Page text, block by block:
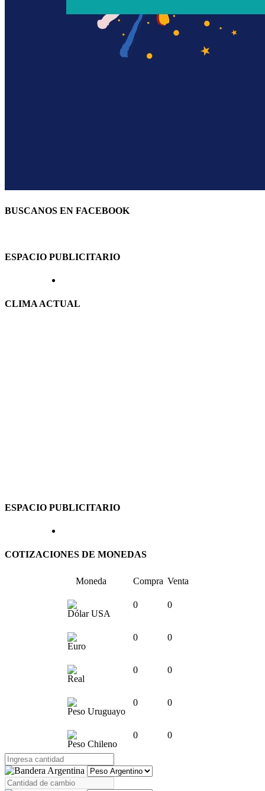
BUSCANOS EN FACEBOOK
ESPACIO PUBLICITARIO
CLIMA ACTUAL
ESPACIO PUBLICITARIO
COTIZACIONES DE MONEDAS
Moneda Compra Venta
Dólar USA
0 0
Euro
0 0
Real
0 0
Peso Uruguayo
0 0
Peso Chileno
0 0